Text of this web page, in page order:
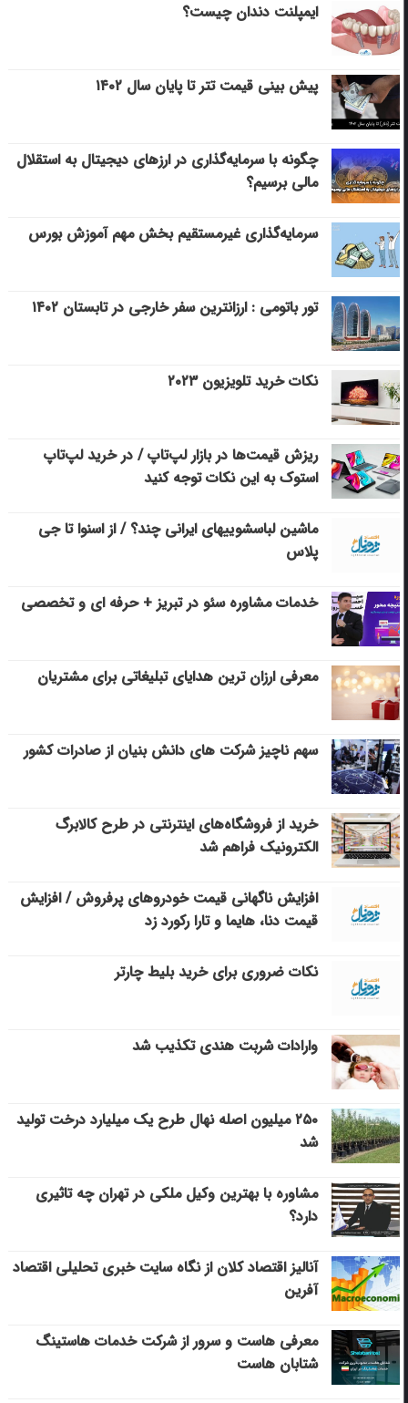
ایمپلنت دندان چیست؟
پیش بینی قیمت تتر تا پایان سال ۱۴۰۲
چگونه با سرمایه‌گذاری در ارزهای دیجیتال به استقلال
مالی برسیم؟
سرمایه‌گذاری غیرمستقیم بخش مهم آموزش بورس
تور باتومی : ارزانترین سفر خارجی در تابستان ۱۴۰۲
نکات خرید تلویزیون ۲۰۲۳
ریزش قیمت‌ها در بازار لپ‌تاپ / در خرید لپ‌تاپ
استوک به این نکات توجه کنید
ماشین لباسشویی‎های ایرانی چند؟ / از اسنوا تا جی
پلاس
خدمات مشاوره سئو در تبریز + حرفه ای و تخصصی
معرفی ارزان ترین هدایای تبلیغاتی برای مشتریان
سهم ناچیز شرکت های دانش بنیان از صادرات کشور
خرید از فروشگاه‌های اینترنتی در طرح کالابرگ
الکترونیک فراهم شد
افزایش ناگهانی قیمت خودروهای پرفروش / افزایش
قیمت دنا، هایما و تارا رکورد زد
نکات ضروری برای خرید بلیط چارتر
وارادات شربت هندی تکذیب شد
۲۵۰ میلیون اصله نهال طرح یک میلیارد درخت تولید
شد
مشاوره با بهترین وکیل ملکی در تهران چه تاثیری
دارد؟
آنالیز اقتصاد کلان از نگاه سایت خبری تحلیلی اقتصاد
آفرین
معرفی هاست و سرور از شرکت خدمات هاستینگ
شتابان هاست